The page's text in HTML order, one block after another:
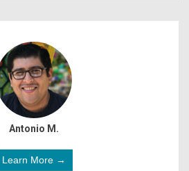
Antonio M.
Learn More →